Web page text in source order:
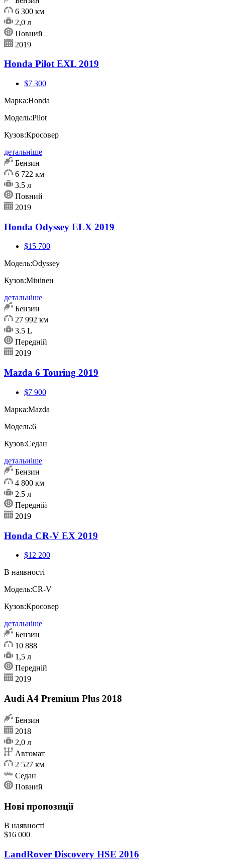
6 300 км
2,0 л
Повний
2019
Honda Pilot EXL 2019
$7 300
Марка:Honda
Модель:Pilot
Кузов:Кросовер
детальніше
Бензин
6 722 км
3.5 л
Повний
2019
Honda Odyssey ELX 2019
$15 700
Модель:Odyssey
Кузов:Мінівен
детальніше
Бензин
27 992 км
3.5 L
Передній
2019
Mazda 6 Touring 2019
$7 900
Марка:Mazda
Модель:6
Кузов:Седан
детальніше
Бензин
4 800 км
2.5 л
Передній
2019
Honda CR-V EX 2019
$12 200
В наявності
Модель:CR-V
Кузов:Кросовер
детальніше
Бензин
10 888
1,5 л
Передній
2019
Audi A4 Premium Plus 2018
Бензин
2018
2,0 л
Автомат
2 527 км
Седан
Повний
Нові пропозиції
В наявності
$16 000
LandRover Discovery HSE 2016